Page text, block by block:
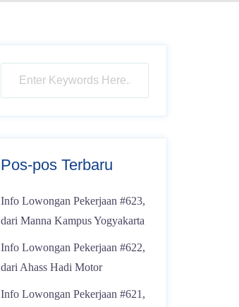
Pos-pos Terbaru
Info Lowongan Pekerjaan #623,
dari Manna Kampus Yogyakarta
Info Lowongan Pekerjaan #622,
dari Ahass Hadi Motor
Info Lowongan Pekerjaan #621,